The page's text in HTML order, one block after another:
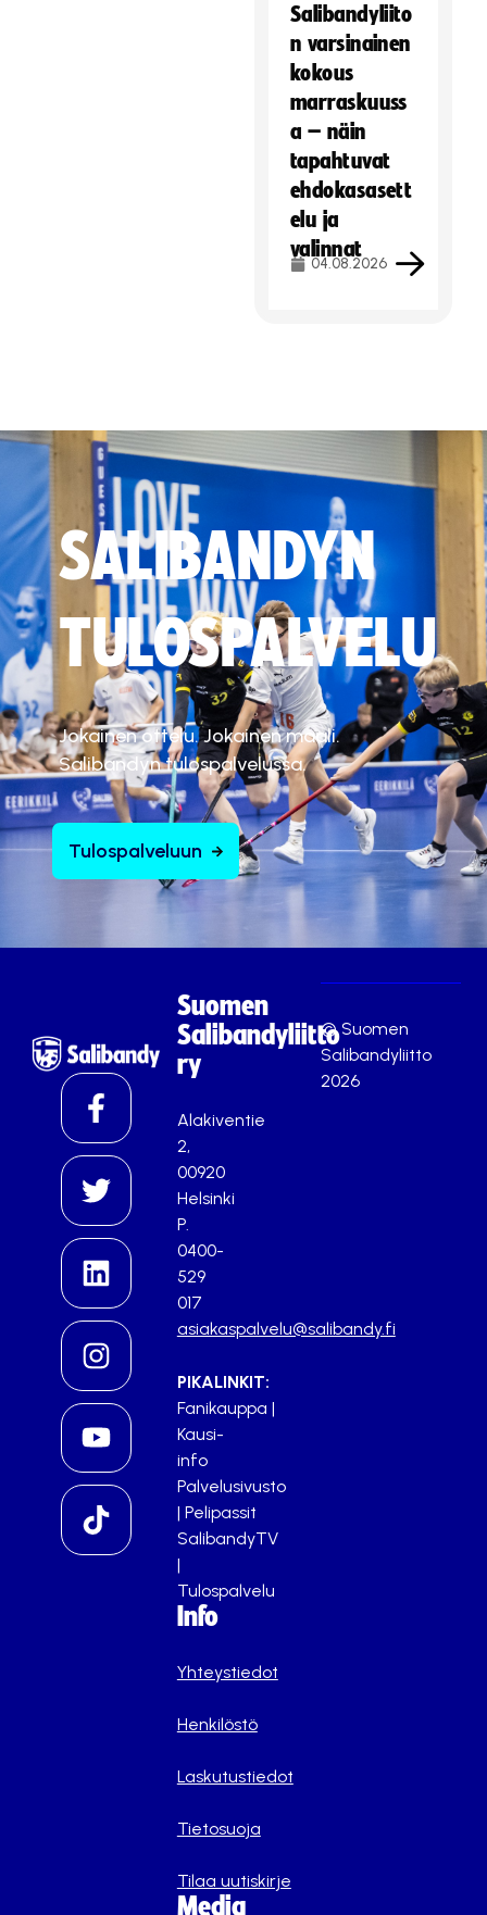
Salibandyliito
n varsinainen
kokous
marraskuuss
a – näin
tapahtuvat
ehdokasasett
elu ja
valinnat
04.08.2026
SALIBANDYN
TULOSPALVELU
Jokainen ottelu. Jokainen maali.
Salibandyn tulospalvelussa.
Tulospalveluun
Suomen
Salibandyliitto
ry
Alakiventie
2,
00920
Helsinki
P.
0400-
529
017
asiakaspalvelu@salibandy.fi
PIKALINKIT:
Fanikauppa |
Kausi-
info
Palvelusivusto
| Pelipassit
SalibandyTV
|
Tulospalvelu
Info
Yhteystiedot
Henkilöstö
Laskutustiedot
Tietosuoja
Tilaa uutiskirje
Media
© Suomen
Salibandyliitto
2026